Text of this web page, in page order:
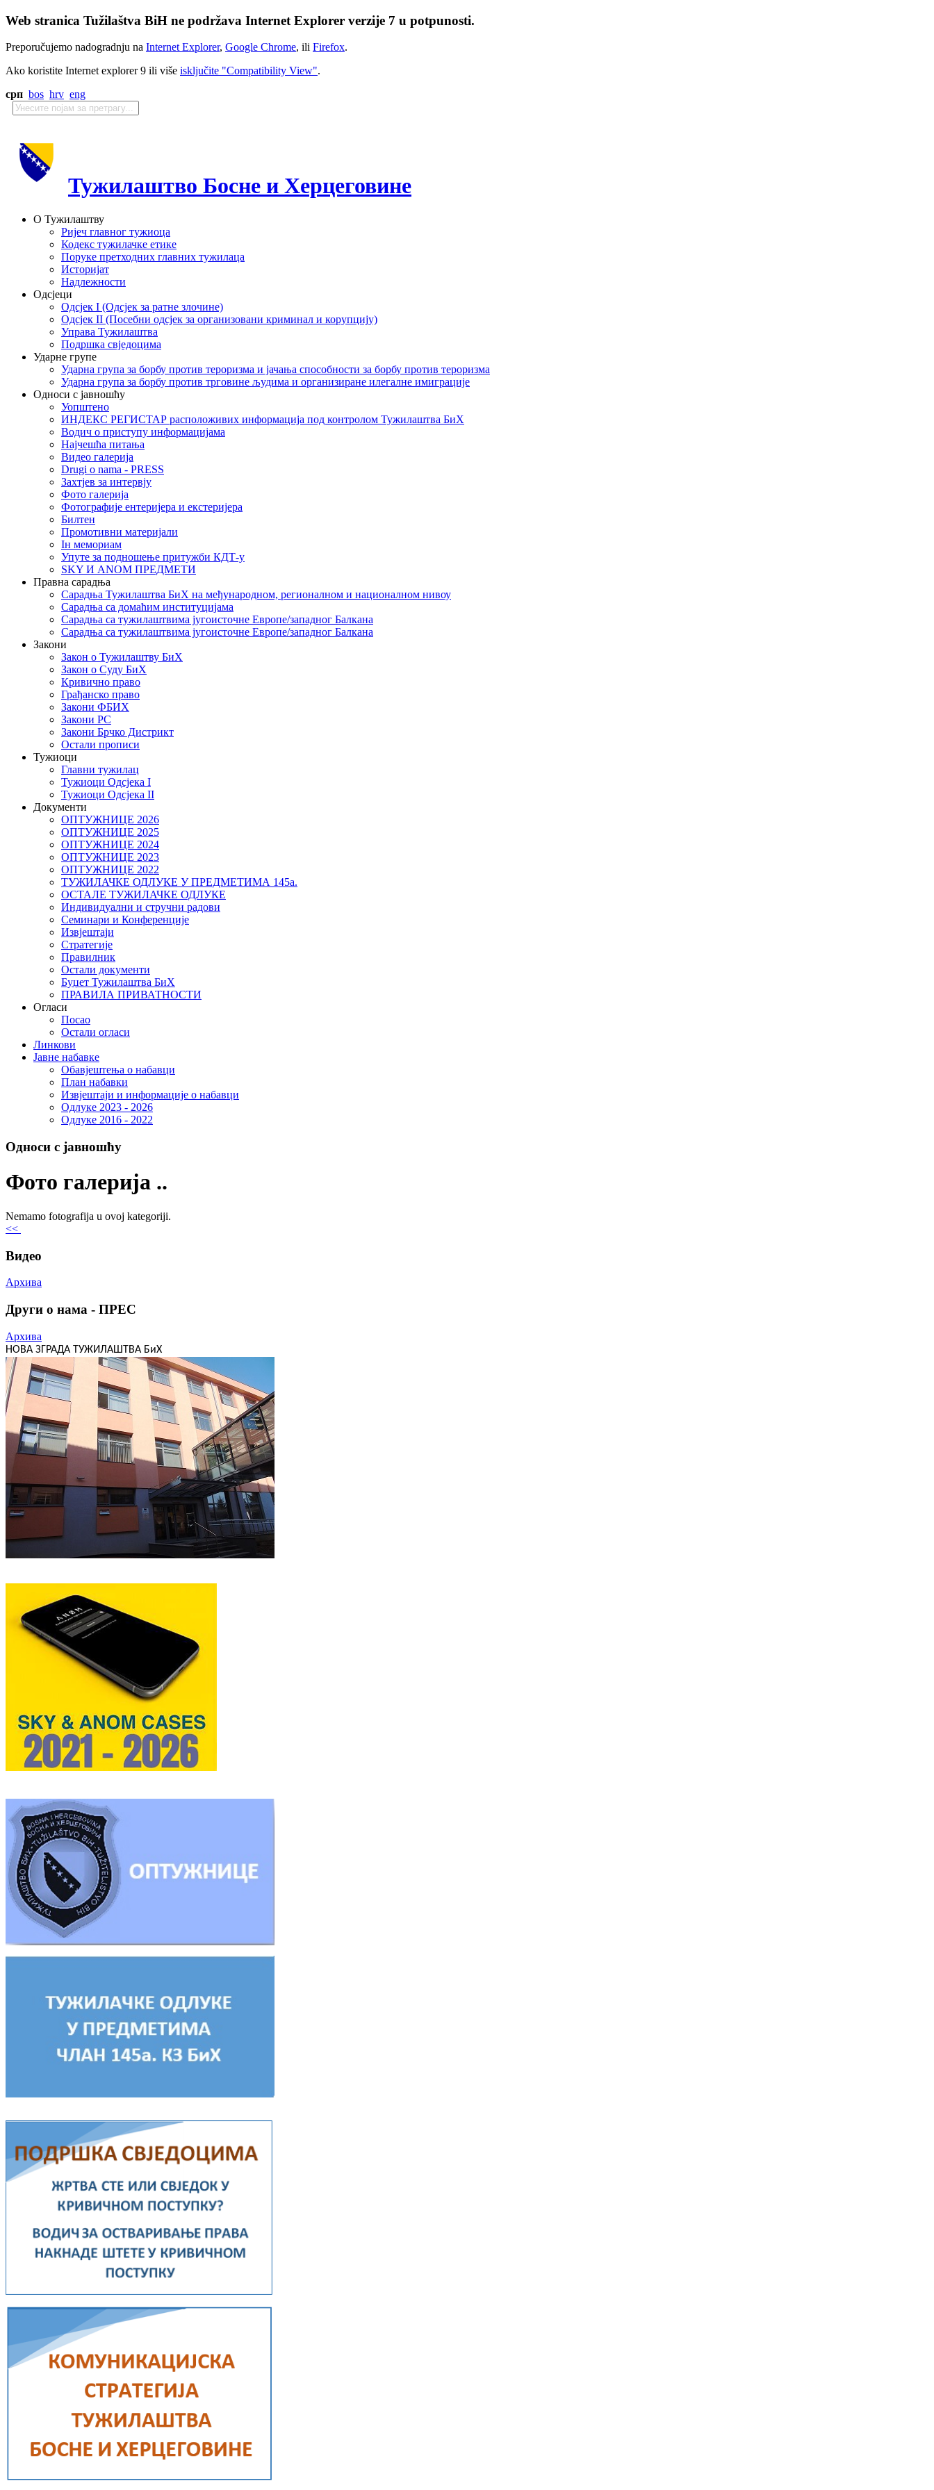
Web stranica Tužilaštva BiH ne podržava Internet Explorer verzije 7 u potpunosti.
Preporučujemo nadogradnju na Internet Explorer, Google Chrome, ili Firefox.
Ako koristite Internet explorer 9 ili više isključite "Compatibility View".
срп bos hrv eng
Тужилаштво Босне и Херцеговине
О Тужилаштву
Ријеч главног тужиоца
Кодекс тужилачке етике
Поруке претходних главних тужилаца
Историјат
Надлежности
Одсјеци
Одсјек I (Одсјек за ратне злочине)
Одсјек II (Посебни одсјек за организовани криминал и корупцију)
Управа Тужилаштва
Подршка свједоцима
Ударне групе
Ударна група за борбу против тероризма и јачања способности за борбу против тероризма
Ударна група за борбу против трговине људима и организиране илегалне имиграције
Односи с јавношћу
Уопштено
ИНДЕКС РЕГИСТАР расположивих информација под контролом Тужилаштва БиХ
Водич о приступу информацијама
Најчешћа питања
Видео галерија
Drugi o nama - PRESS
Захтјев за интервју
Фото галерија
Фотографије ентеријера и екстеријера
Билтен
Промотивни материјали
Iн мемориам
Упуте за подношење притужби КДТ-у
SKY И ANOM ПРЕДМЕТИ
Правна сарадња
Сарадња Тужилаштва БиХ на међународном, регионалном и националном нивоу
Сарадња са домаћим институцијама
Сарадња са тужилаштвима југоисточне Европе/западног Балкана
Сарадња са тужилаштвима југоисточне Европе/западног Балкана
Закони
Закон о Тужилаштву БиХ
Закон о Суду БиХ
Кривично право
Грађанско право
Закони ФБИХ
Закони РС
Закони Брчко Дистрикт
Остали прописи
Тужиоци
Главни тужилац
Тужиоци Oдсјекa I
Тужиоци Oдсјекa II
Документи
ОПТУЖНИЦЕ 2026
ОПТУЖНИЦЕ 2025
ОПТУЖНИЦЕ 2024
ОПТУЖНИЦЕ 2023
ОПТУЖНИЦЕ 2022
ТУЖИЛАЧКЕ ОДЛУКЕ У ПРЕДМЕТИМА 145а.
ОСТАЛЕ ТУЖИЛАЧКЕ ОДЛУКЕ
Индивидуални и стручни радови
Семинари и Конференције
Извјештаји
Стратегије
Правилник
Остали документи
Буџет Тужилаштва БиХ
ПРАВИЛА ПРИВАТНОСТИ
Огласи
Посао
Остали огласи
Линкови
Јавне набавке
Обавјештења о набавци
План набавки
Извјештаји и информације о набавци
Одлуке 2023 - 2026
Одлуке 2016 - 2022
Односи с јавношћу
Фото галерија ..
Nemamo fotografija u ovoj kategoriji.
<<
Видео
Архива
Други о нама - ПРЕС
Архива
НОВА ЗГРАДА ТУЖИЛАШТВА БиХ